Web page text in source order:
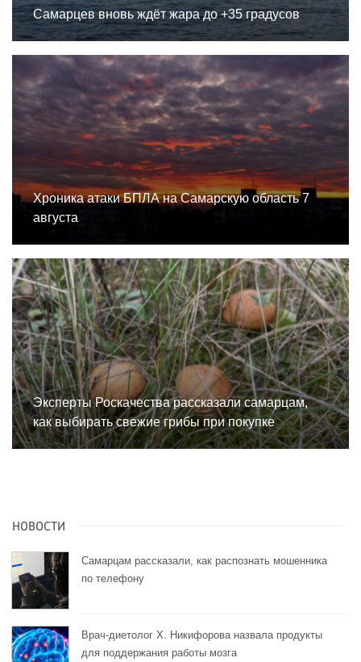
Самарцев вновь ждёт жара до +35 градусов
Хроника атаки БПЛА на Самарскую область 7
августа
Эксперты Роскачества рассказали самарцам,
как выбирать свежие грибы при покупке
НОВОСТИ
Самарцам рассказали, как распознать мошенника
по телефону
Врач-диетолог Х. Никифорова назвала продукты
для поддержания работы мозга